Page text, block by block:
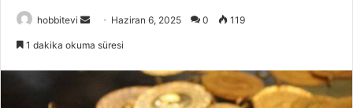
hobbitevi
Bir
Haziran 6, 2025 0 119
1 dakika okuma süresi